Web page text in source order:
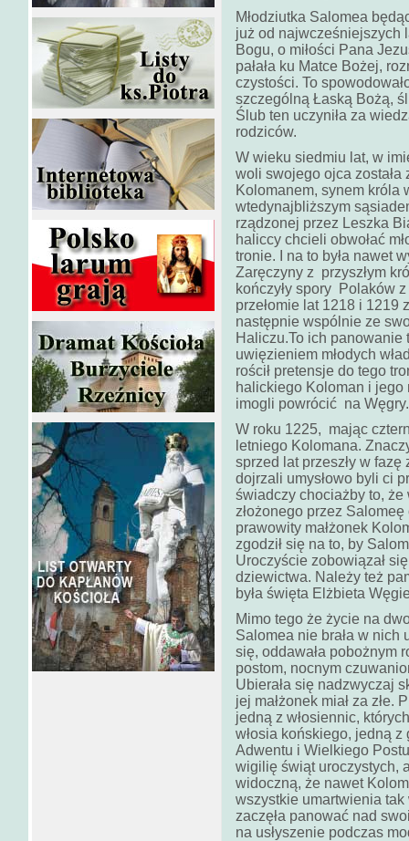
Młodziutka Salomea
już od najwcześniejszych
Bogu, o miłości Pana
pałała ku Matce Bożej,
czystości. To
szczególną Łaską Bożą,
Ślub ten uczyniła za
rodziców.
W wieku siedmiu lat, w
woli swojego ojca
Kolomanem, synem króla
wtedynajbliższym
rządzonej przez Leszka
haliccy chcieli obwołać
tronie. I na to była nawet
Zaręczyny z przyszłym
kończyły spory Polaków
przełomie lat 1218 i 1219
następnie wspólnie ze
Haliczu.To ich panowanie
uwięzieniem młodych
rościł pretensje do tego
halickiego Koloman i
imogli powrócić na Węgry.
W roku 1225, mając
letniego Kolomana.
sprzed lat przeszły w fazę
dojrzali umysłowo byli ci
świadczy chociażby to,
złożonego przez
prawowity małżonek
zgodził się na to, by
Uroczyście zobowiązał
dziewictwa. Należy też
była święta Elżbieta
Mimo tego że życie na
Salomea nie brała w nich
się, oddawała pobożnym
postom, nocnym
Ubierała się nadzwyczaj
jej małżonek miał za złe.
jedną z włosiennic,
włosia końskiego, jedną z
Adwentu i Wielkiego
wigilię świąt uroczystych,
widoczną, że nawet
wszystkie umartwienia tak
zaczęła panować nad
na usłyszenie podczas